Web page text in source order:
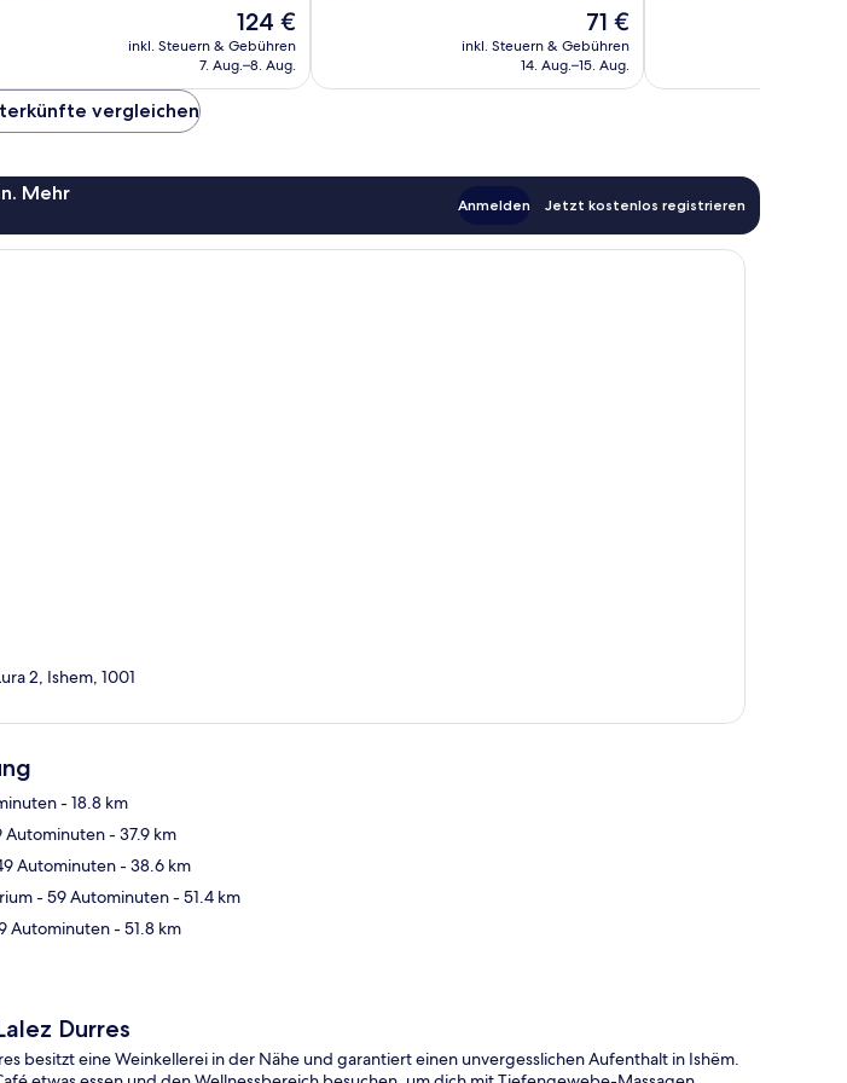
Der
Preis
beträgt
124 €
inkl. Steuern & Gebühren
7. Aug.–8. Aug.
Der
Preis
beträgt
71 €
inkl. Steuern & Gebühren
14. Aug.–15. Aug.
vergleichen
Mehr
Anmelden Jetzt kostenlos registrieren
2, Ishem, 1001
- 18.8 km
Autominuten- 37.9 km
Autominuten- 38.6 km
- 59 Autominuten- 51.4 km
Autominuten- 51.8 km
Durres
besitzt eine Weinkellerei in der Nähe und garantiert einen unvergesslichen Aufenthalt in Ishëm.